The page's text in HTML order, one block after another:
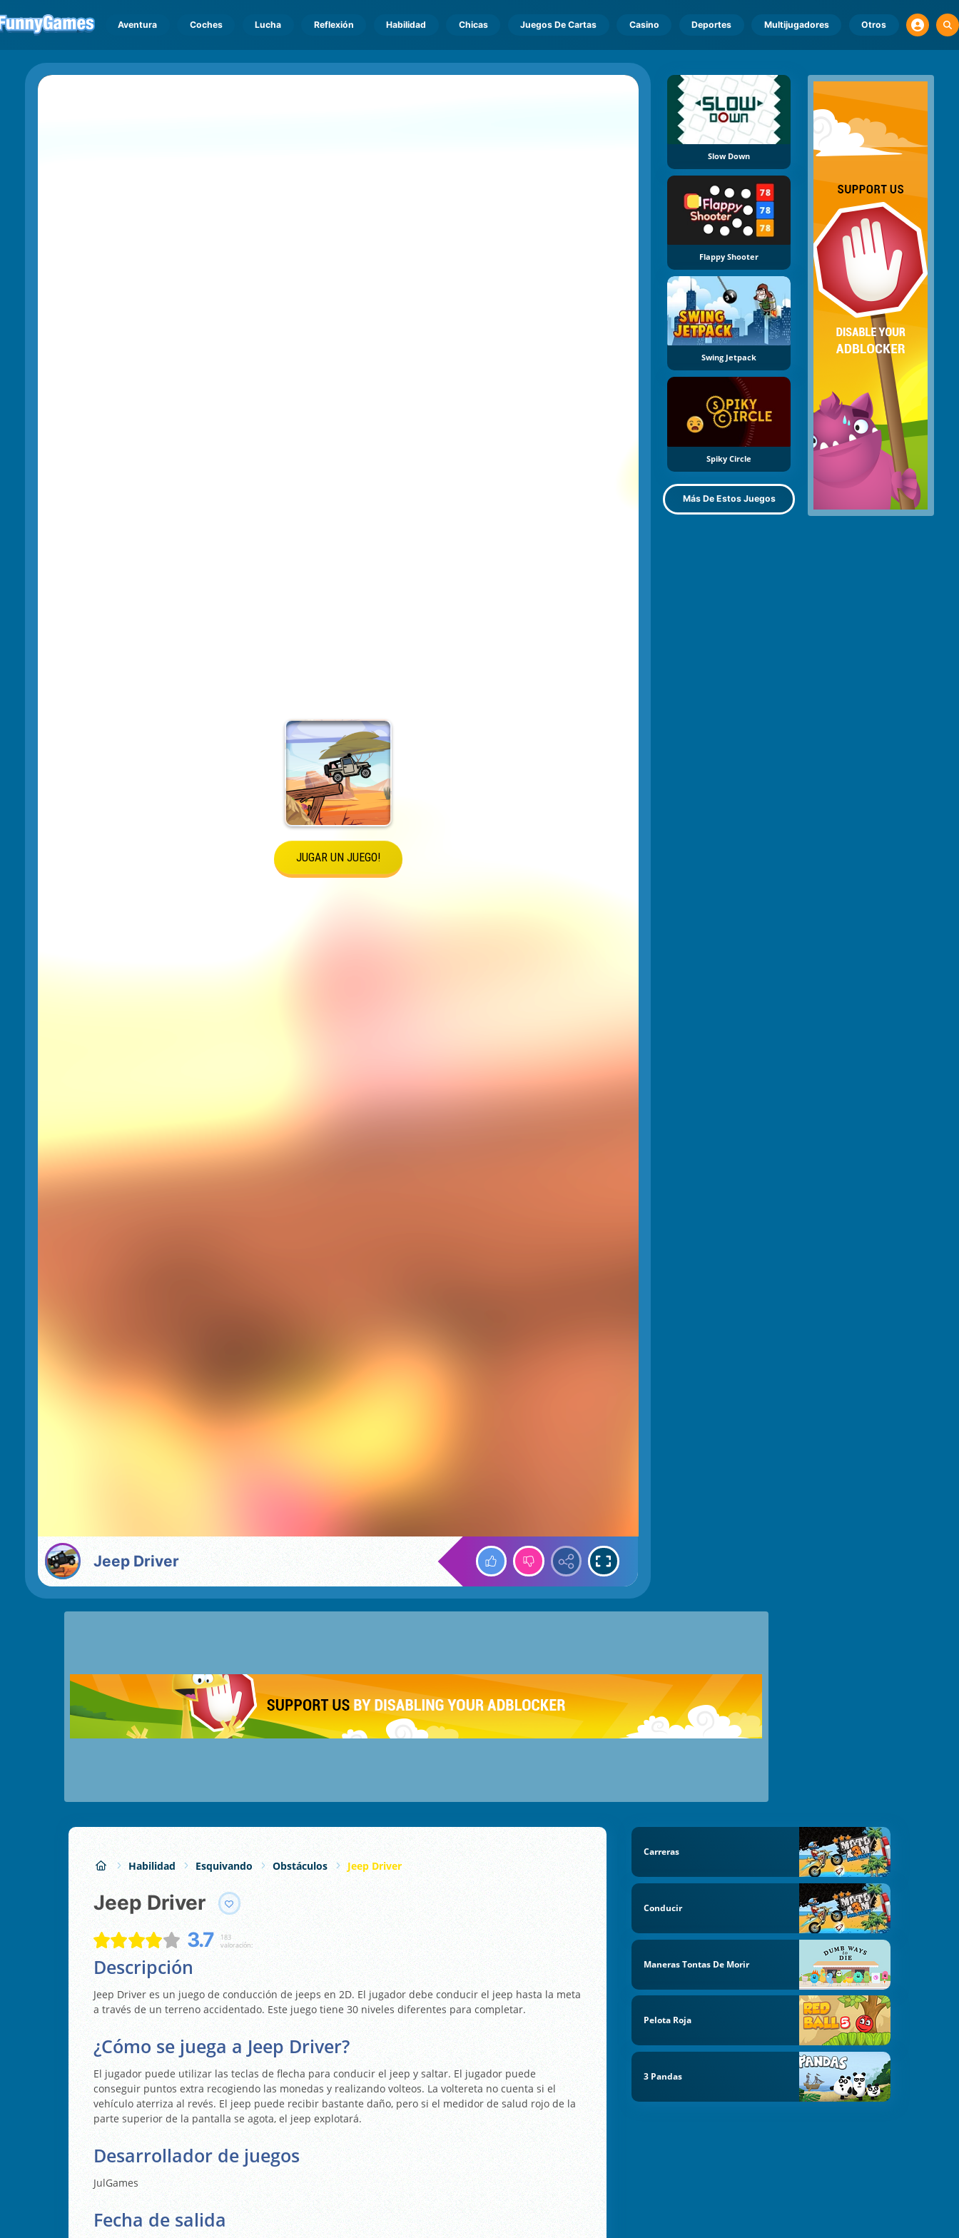
Aventura Coches Lucha Reflexión Habilidad Chicas Juegos De Cartas Casino Deportes Multijugadores Otros
Jeep Driver
Slow Down
Flappy Shooter
Swing Jetpack
Spiky Circle
Más De Estos Juegos
Habilidad Esquivando Obstáculos Jeep Driver
Jeep Driver
3.7
183
valoración:
Descripción
Jeep Driver es un juego de conducción de jeeps en 2D. El jugador debe conducir el jeep hasta la meta
a través de un terreno accidentado. Este juego tiene 30 niveles diferentes para completar.
¿Cómo se juega a Jeep Driver?
El jugador puede utilizar las teclas de flecha para conducir el jeep y saltar. El jugador puede
conseguir puntos extra recogiendo las monedas y realizando volteos. La voltereta no cuenta si el
vehículo aterriza al revés. El jeep puede recibir bastante daño, pero si el medidor de salud rojo de la
parte superior de la pantalla se agota, el jeep explotará.
Desarrollador de juegos
JulGames
Fecha de salida
Carreras
Conducir
Maneras Tontas De Morir
Pelota Roja
3 Pandas